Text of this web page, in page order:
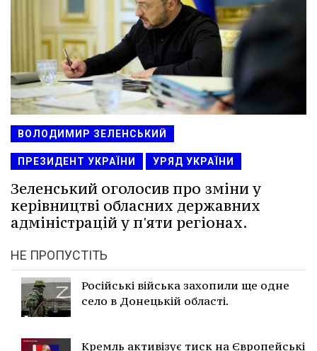
ВОЛОДИМИР ЗЕЛЕНСЬКИЙ
ПРЕЗИДЕНТ УКРАЇНИ УРЯД УКРАЇНИ
Зеленський оголосив про зміни у
керівництві обласних державних
адміністрацій у п'яти регіонах.
НЕ ПРОПУСТІТЬ
Російські війська захопили ще одне
село в Донецькій області.
Кремль активізує тиск на Європейські